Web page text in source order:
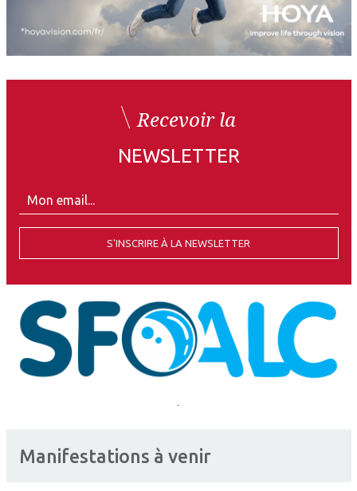
Recevoir la
NEWSLETTER
S'INSCRIRE À LA NEWSLETTER
Manifestations à venir